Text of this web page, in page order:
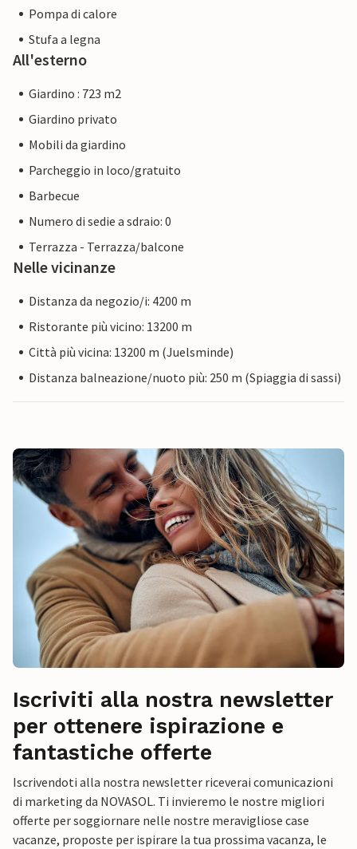
Pompa di calore
Stufa a legna
All'esterno
Giardino : 723 m2
Giardino privato
Mobili da giardino
Parcheggio in loco/gratuito
Barbecue
Numero di sedie a sdraio: 0
Terrazza - Terrazza/balcone
Nelle vicinanze
Distanza da negozio/i: 4200 m
Ristorante più vicino: 13200 m
Città più vicina: 13200 m (Juelsminde)
Distanza balneazione/nuoto più: 250 m (Spiaggia di sassi)
Iscriviti alla nostra newsletter
per ottenere ispirazione e
fantastiche offerte
Iscrivendoti alla nostra newsletter riceverai comunicazioni
di marketing da NOVASOL. Ti invieremo le nostre migliori
offerte per soggiornare nelle nostre meravigliose case
vacanze, proposte per ispirare la tua prossima vacanza, le